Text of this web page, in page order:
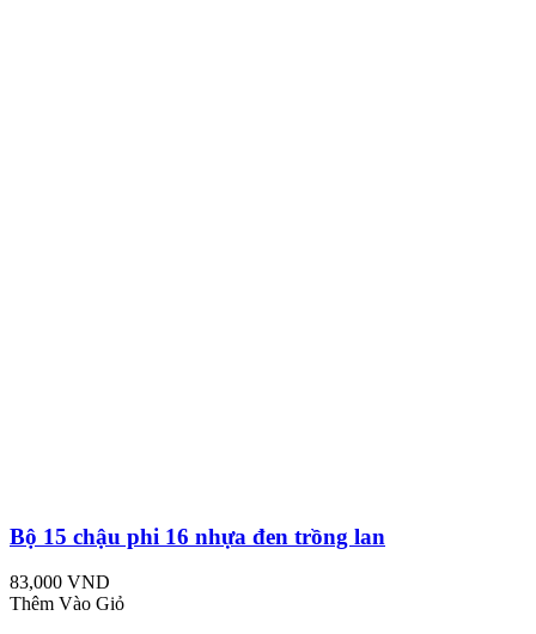
Bộ 15 chậu phi 16 nhựa đen trồng lan
83,000 VND
Thêm Vào Giỏ